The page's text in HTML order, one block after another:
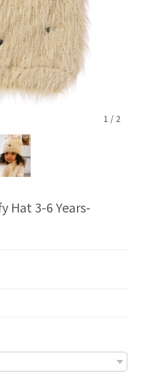
1 / 2
Hat 3-6 Years-